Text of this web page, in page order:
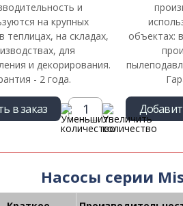
и
на крупных
теплицах, на складах,
для
и декорирования.
- 2 года.
в заказ
объектах:
Насосы серии